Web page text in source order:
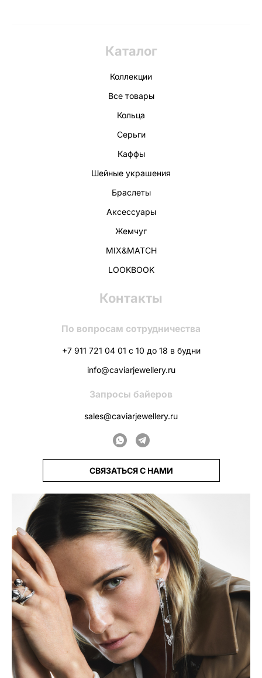
Каталог
Коллекции
Все товары
Кольца
Серьги
Каффы
Шейные украшения
Браслеты
Аксессуары
Жемчуг
MIX&MATCH
LOOKBOOK
Контакты
По вопросам сотрудничества
+7 911 721 04 01 с 10 до 18 в будни
info@caviarjewellery.ru
Запросы байеров
sales@caviarjewellery.ru
СВЯЗАТЬСЯ С НАМИ